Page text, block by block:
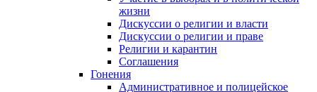
жизни
Дискуссии о религии и власти
Дискуссии о религии и праве
Религии и карантин
Соглашения
Гонения
Административное и полицейское